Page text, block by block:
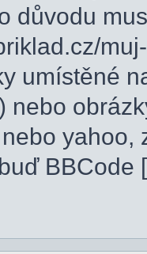
důvodu
umístěné
nebo
yahoo,
BBCode